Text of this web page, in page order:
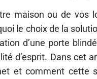
maison ou de vos
le choix de la
d’une porte
d’esprit. Dans cet
et comment cette